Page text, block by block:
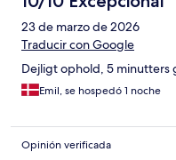
23 de marzo de 2026
Traducir con Google
Dejligt ophold, 5 minutters
Emil, se hospedó 1 noche
Opinión verificada